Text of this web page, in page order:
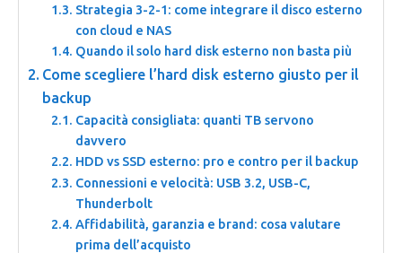
Strategia 3-2-1: come integrare il disco esterno
con cloud e NAS
Quando il solo hard disk esterno non basta più
Come scegliere l’hard disk esterno giusto per il
backup
Capacità consigliata: quanti TB servono
davvero
HDD vs SSD esterno: pro e contro per il backup
Connessioni e velocità: USB 3.2, USB-C,
Thunderbolt
Affidabilità, garanzia e brand: cosa valutare
prima dell’acquisto